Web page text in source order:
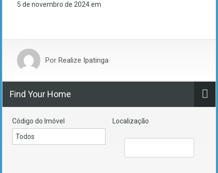
5 de novembro de 2024em
Por Realize Ipatinga
Find Your Home
Código do Imóvel Localização